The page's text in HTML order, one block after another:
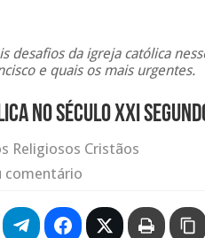
desafios da igreja católica
e quais os mais urgentes.
no século XXI
Religiosos Cristãos
comentário